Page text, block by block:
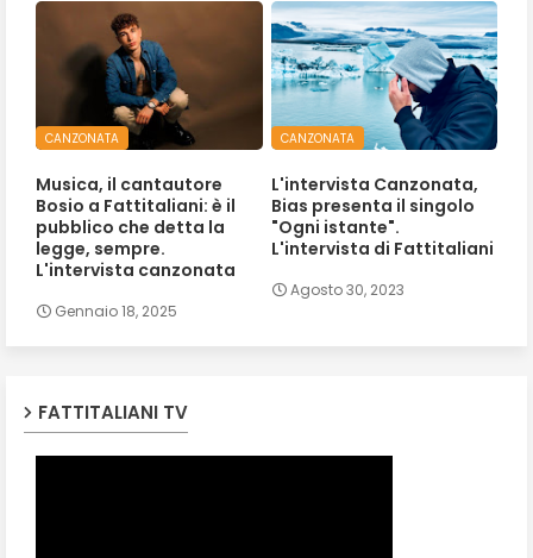
CANZONATA
Musica, il cantautore
Bosio a Fattitaliani: è il
pubblico che detta la
legge, sempre.
L'intervista canzonata
Gennaio 18, 2025
CANZONATA
L'intervista Canzonata,
Bias presenta il singolo
"Ogni istante".
L'intervista di Fattitaliani
Agosto 30, 2023
FATTITALIANI TV